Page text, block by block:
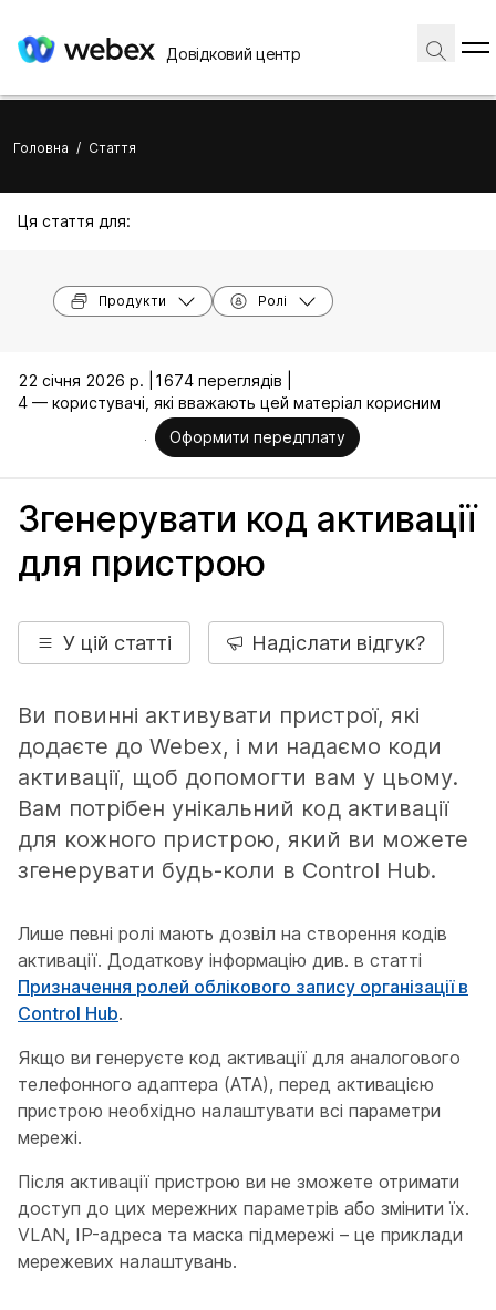
Довідковий центр
Головна / Стаття
Ця стаття для:
Продукти Ролі
22 січня 2026 р. |
1674 переглядів |
4 — користувачі, які вважають цей матеріал корисним
Оформити передплату
Згенерувати код активації
для пристрою
У цій статті Надіслати відгук?
Ви повинні активувати пристрої, які
додаєте до Webex, і ми надаємо коди
активації, щоб допомогти вам у цьому.
Вам потрібен унікальний код активації
для кожного пристрою, який ви можете
згенерувати будь-коли в Control Hub.
Лише певні ролі мають дозвіл на створення кодів
активації. Додаткову інформацію див. в статті
Призначення ролей облікового запису організації в
Control Hub.
Якщо ви генеруєте код активації для аналогового
телефонного адаптера (ATA), перед активацією
пристрою необхідно налаштувати всі параметри
мережі.
Після активації пристрою ви не зможете отримати
доступ до цих мережних параметрів або змінити їх.
VLAN, IP-адреса та маска підмережі – це приклади
мережевих налаштувань.